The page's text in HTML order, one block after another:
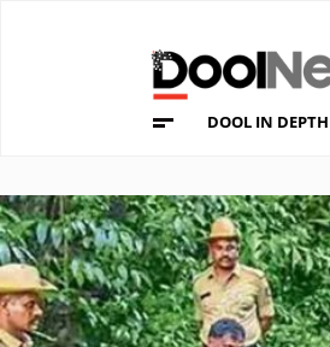
DOOL IN DEPTH